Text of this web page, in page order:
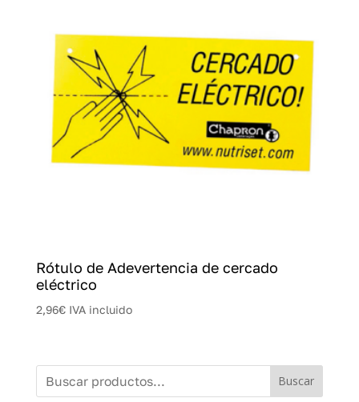
Rótulo de Adevertencia de cercado
eléctrico
2,96€ IVA incluido
Buscar